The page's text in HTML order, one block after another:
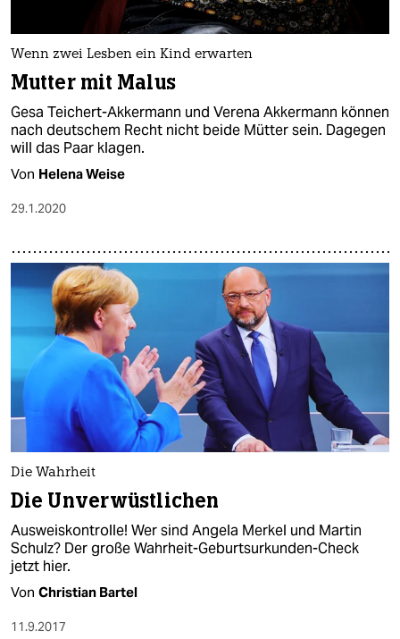
Wenn zwei Lesben ein Kind erwarten
Mutter mit Malus
Gesa Teichert-Akkermann und Verena Akkermann können
nach deutschem Recht nicht beide Mütter sein. Dagegen
will das Paar klagen.
Von Helena Weise
29.1.2020
Die Wahrheit
Die Unverwüstlichen
Ausweiskontrolle! Wer sind Angela Merkel und Martin
Schulz? Der große Wahrheit-Geburtsurkunden-Check
jetzt hier.
Von Christian Bartel
11.9.2017